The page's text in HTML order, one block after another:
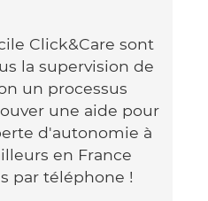
Click&Care sont
la supervision de
un processus
une aide pour
d'autonomie à
en France
par téléphone !